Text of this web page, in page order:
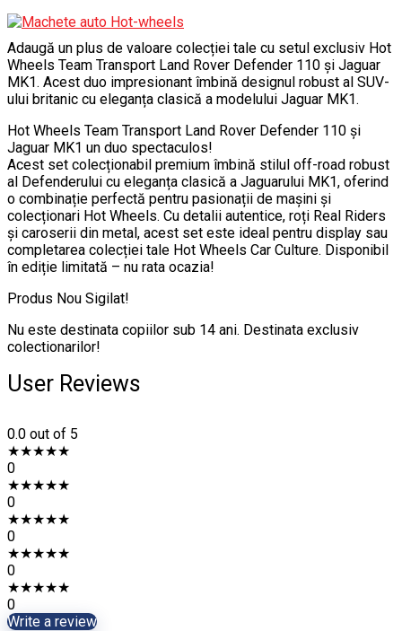
Adaugă un plus de valoare colecției tale cu setul exclusiv Hot
Wheels Team Transport Land Rover Defender 110 și Jaguar
MK1. Acest duo impresionant îmbină designul robust al SUV-
ului britanic cu eleganța clasică a modelului Jaguar MK1.
Hot Wheels Team Transport Land Rover Defender 110 și
Jaguar MK1 un duo spectaculos!
Acest set colecționabil premium îmbină stilul off-road robust
al Defenderului cu eleganța clasică a Jaguarului MK1, oferind
o combinație perfectă pentru pasionații de mașini și
colecționari Hot Wheels. Cu detalii autentice, roți Real Riders
și caroserii din metal, acest set este ideal pentru display sau
completarea colecției tale Hot Wheels Car Culture. Disponibil
în ediție limitată – nu rata ocazia!
Produs Nou Sigilat!
Nu este destinata copiilor sub 14 ani. Destinata exclusiv
colectionarilor!
User Reviews
0.0 out of 5
★★★★★
0
★★★★★
0
★★★★★
0
★★★★★
0
★★★★★
0
Write a review